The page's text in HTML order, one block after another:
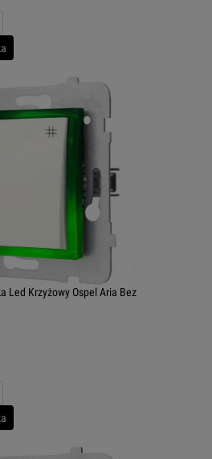
Led Krzyżowy Ospel Aria Bez